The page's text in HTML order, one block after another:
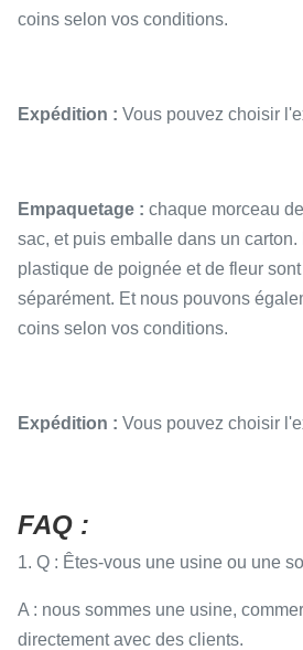
coins selon vos conditions.
Expédition : Vous pouvez choisir
Empaquetage : chaque morceau
sac, et puis emballe dans un
plastique de poignée et de fleur
séparément. Et nous pouvons
coins selon vos conditions.
Expédition : Vous pouvez choisir
FAQ :
1. Q : Êtes-vous une usine ou une
A : nous sommes une usine,
directement avec des clients.